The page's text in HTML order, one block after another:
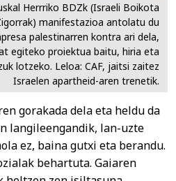
Herrriko BDZk (Israeli Boikota
manifestazioa antolatu du
palestinarren kontra ari dela,
egiteko proiektua baitu, hiria eta
lotzeko. Leloa: CAF, jaitsi zaitez
Israelen apartheid-aren trenetik.
gorakada dela eta heldu da
langileengandik, lan-uzte
ez, baina gutxi eta berandu.
behartuta. Gaiaren